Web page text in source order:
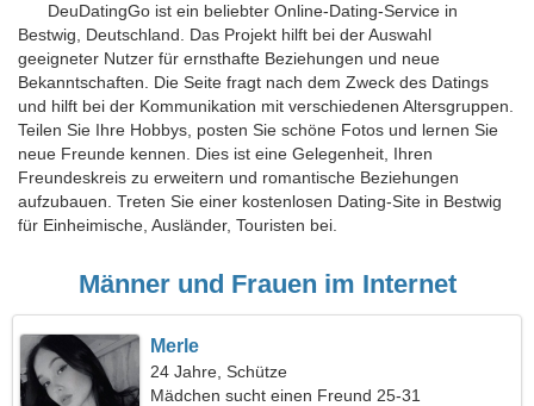
DeuDatingGo ist ein beliebter Online-Dating-Service in
Bestwig, Deutschland. Das Projekt hilft bei der Auswahl
geeigneter Nutzer für ernsthafte Beziehungen und neue
Bekanntschaften. Die Seite fragt nach dem Zweck des Datings
und hilft bei der Kommunikation mit verschiedenen Altersgruppen.
Teilen Sie Ihre Hobbys, posten Sie schöne Fotos und lernen Sie
neue Freunde kennen. Dies ist eine Gelegenheit, Ihren
Freundeskreis zu erweitern und romantische Beziehungen
aufzubauen. Treten Sie einer kostenlosen Dating-Site in Bestwig
für Einheimische, Ausländer, Touristen bei.
Männer und Frauen im Internet
Merle
24 Jahre, Schütze
Mädchen sucht einen Freund 25-31